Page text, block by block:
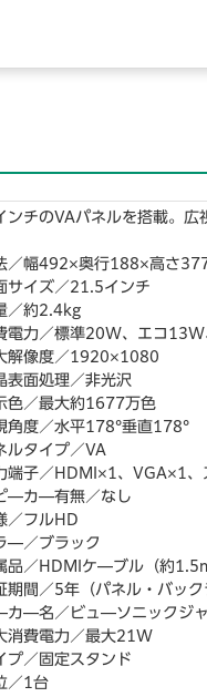
ンチのVAパネルを搭載。
／幅492×奥行188×高さ
サイズ／21.5インチ
／約2.4kg
電力／標準20W、エコ
解像度／1920×1080
表面処理／非光沢
色／最大約1677万色
角度／水平178°垂直178°
ルタイプ／VA
端子／HDMI×1、VGA×1、
―カ―有無／なし
／フルHD
―／ブラック
品／HDMIケ―ブル（約
間／5年（パネル・バック
―名／ビュ―ソニックジ
消費電力／最大21W
プ／固定スタンド
／1台